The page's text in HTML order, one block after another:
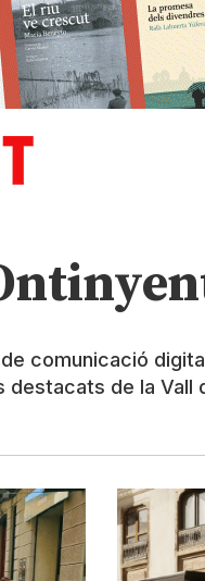
comunicació
de la Vall